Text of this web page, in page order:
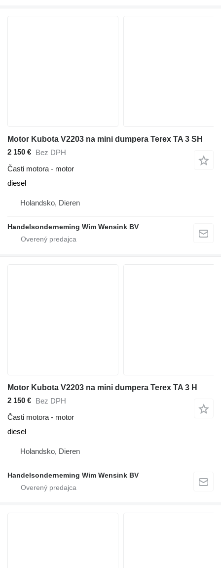
Motor Kubota V2203 na mini dumpera Terex TA 3 SH
2 150 € Bez DPH
Časti motora - motor
diesel
Holandsko, Dieren
Handelsonderneming Wim Wensink BV
Motor Kubota V2203 na mini dumpera Terex TA 3 H
2 150 € Bez DPH
Časti motora - motor
diesel
Holandsko, Dieren
Handelsonderneming Wim Wensink BV